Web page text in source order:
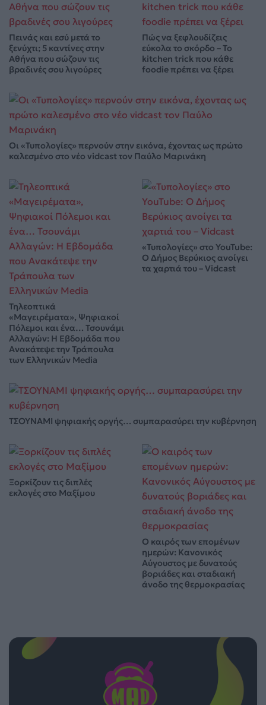
Πεινάς και εσύ μετά το
ξενύχτι; 5 καντίνες στην
Αθήνα που σώζουν τις
βραδινές σου λιγούρες
Πώς να ξεφλουδίζεις
εύκολα το σκόρδο – Το
kitchen trick που κάθε
foodie πρέπει να ξέρει
Οι «Τυπολογίες» περνούν στην εικόνα, έχοντας ως πρώτο
καλεσμένο στο νέο vidcast τον Παύλο Μαρινάκη
Τηλεοπτικά
«Μαγειρέματα», Ψηφιακοί
Πόλεμοι και ένα… Τσουνάμι
Αλλαγών: Η Εβδομάδα που
Ανακάτεψε την Τράπουλα
των Ελληνικών Media
«Τυπολογίες» στο YouTube:
Ο Δήμος Βερύκιος ανοίγει
τα χαρτιά του – Vidcast
ΤΣΟΥΝΑΜΙ ψηφιακής οργής… συμπαρασύρει την κυβέρνηση
Ξορκίζουν τις διπλές
εκλογές στο Μαξίμου
Ο καιρός των επομένων
ημερών: Κανονικός
Αύγουστος με δυνατούς
βοριάδες και σταδιακή
άνοδο της θερμοκρασίας